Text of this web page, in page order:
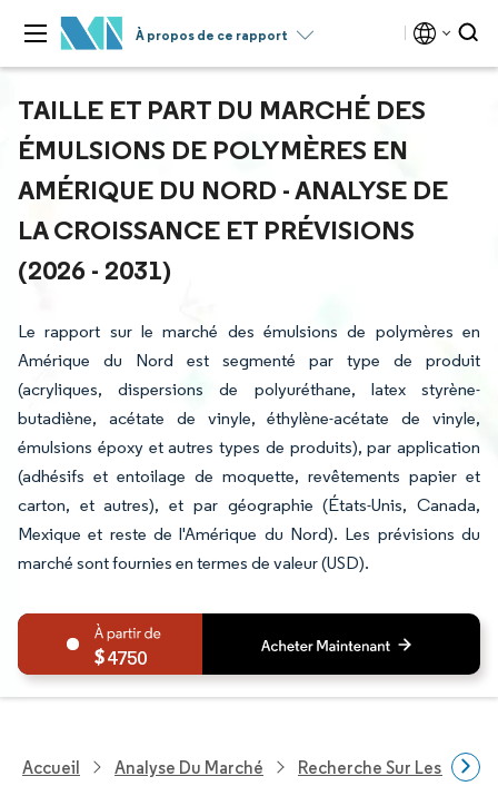
À propos de ce rapport
TAILLE ET PART DU MARCHÉ DES
ÉMULSIONS DE POLYMÈRES EN
AMÉRIQUE DU NORD - ANALYSE DE
LA CROISSANCE ET PRÉVISIONS
(2026 - 2031)
Le rapport sur le marché des émulsions de polymères en
Amérique du Nord est segmenté par type de produit
(acryliques, dispersions de polyuréthane, latex styrène-
butadiène, acétate de vinyle, éthylène-acétate de vinyle,
émulsions époxy et autres types de produits), par application
(adhésifs et entoilage de moquette, revêtements papier et
carton, et autres), et par géographie (États-Unis, Canada,
Mexique et reste de l'Amérique du Nord). Les prévisions du
marché sont fournies en termes de valeur (USD).
4750
Accueil Analyse Du Marché Recherche Sur Les